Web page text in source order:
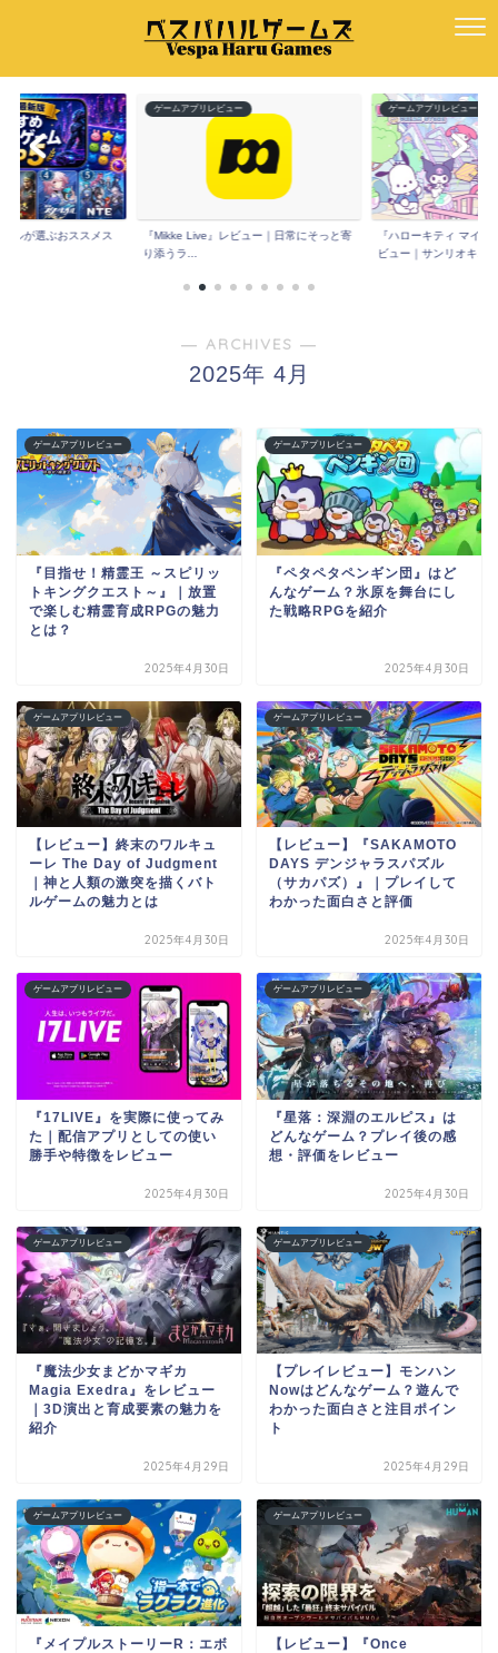
ルが選ぶおススメス
ゲームアプリレビュー
『Mikke Live』レビュー｜日常にそっと寄
り添うラ...
ゲームアプリレビュー
『ハローキティ マイド
ビュー｜サンリオキ...
― ARCHIVES ―
2025年 4月
ゲームアプリレビュー
『目指せ！精霊王 ～スピリッ
トキングクエスト～』｜放置
で楽しむ精霊育成RPGの魅力
とは？
2025年4月30日
ゲームアプリレビュー
『ペタペタペンギン団』はど
んなゲーム？氷原を舞台にし
た戦略RPGを紹介
2025年4月30日
ゲームアプリレビュー
【レビュー】終末のワルキュ
ーレ The Day of Judgment
｜神と人類の激突を描くバト
ルゲームの魅力とは
2025年4月30日
ゲームアプリレビュー
【レビュー】『SAKAMOTO
DAYS デンジャラスパズル
（サカパズ）』｜プレイして
わかった面白さと評価
2025年4月30日
ゲームアプリレビュー
『17LIVE』を実際に使ってみ
た｜配信アプリとしての使い
勝手や特徴をレビュー
2025年4月30日
ゲームアプリレビュー
『星落：深淵のエルピス』は
どんなゲーム？プレイ後の感
想・評価をレビュー
2025年4月30日
ゲームアプリレビュー
『魔法少女まどかマギカ
Magia Exedra』をレビュー
｜3D演出と育成要素の魅力を
紹介
2025年4月29日
ゲームアプリレビュー
【プレイレビュー】モンハン
Nowはどんなゲーム？遊んで
わかった面白さと注目ポイン
ト
2025年4月29日
ゲームアプリレビュー
『メイプルストーリーR：エボ
ゲームアプリレビュー
【レビュー】『Once